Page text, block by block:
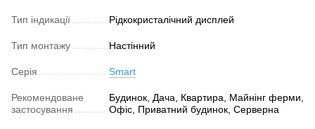
Тип індикації Рідкокристалічний дисплей
Тип монтажу Настінний
Серія Smart
Рекомендоване
застосування
Будинок, Дача, Квартира, Майнінг ферми,
Офіс, Приватний будинок, Серверна